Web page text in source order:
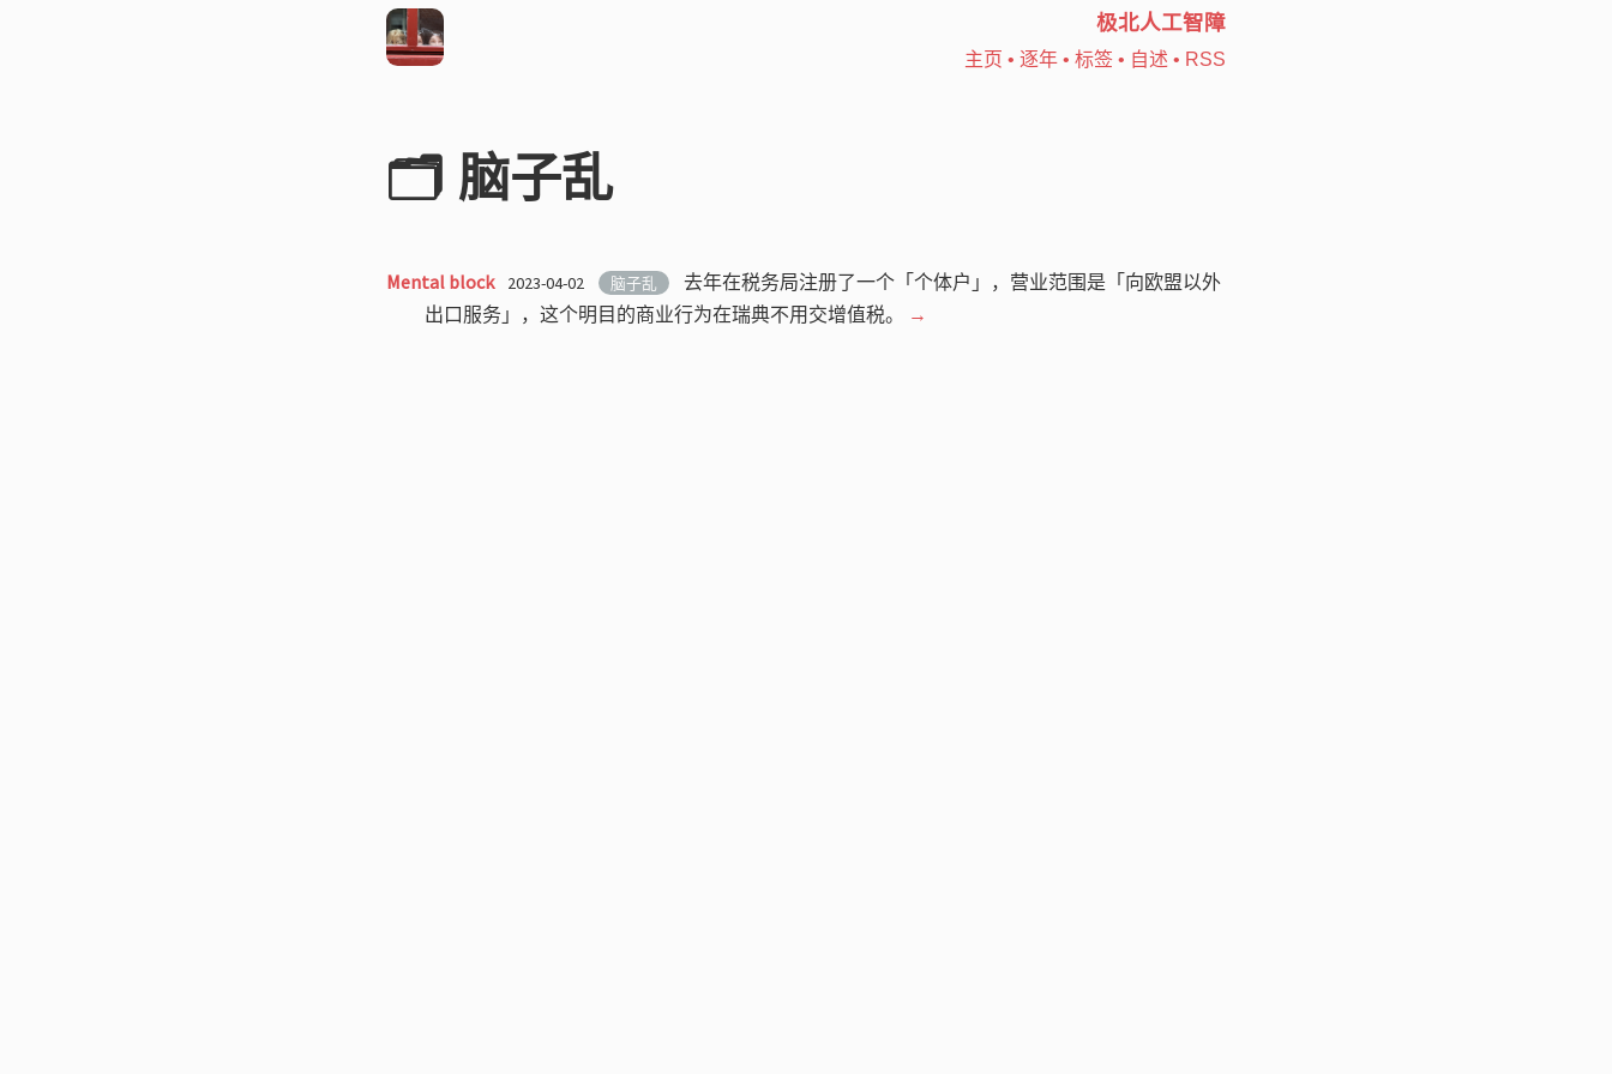
极北人工智障
主页 • 逐年• 标签• 自述 • RSS
🗂️ 脑子乱
Mental block 2023-04-02 脑子乱
去年在税务局注册了一个「个体户」，营业范围是「向欧盟以外
出口服务」，这个明目的商业行为在瑞典不用交增值税。
→